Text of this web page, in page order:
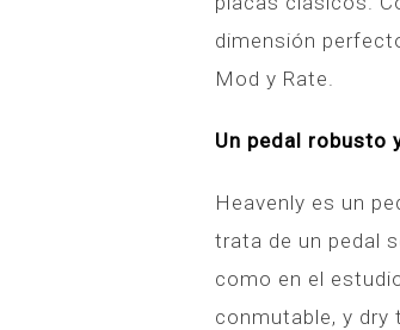
dimensión
Mod y Rate.
Un pedal robusto
Heavenly es un
trata de un pedal
como en el
conmutable, y dry